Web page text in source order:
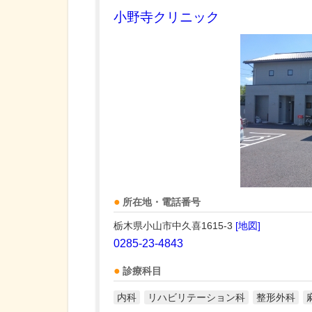
小野寺クリニック
所在地・電話番号
栃木県小山市中久喜1615-3 [地図]
0285-23-4843
診療科目
内科 リハビリテーション科 整形外科